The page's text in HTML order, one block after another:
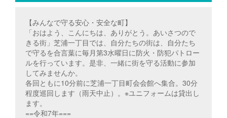
【みんなで守る安心・安全な町】
「おはよう、こんにちは、ありがとう。あいさつので
きる街」芝浦一丁目では、自分たちの街は、自分たち
で守るを合言葉に毎月第3水曜日に防火・防犯パトロー
ルを行っています。是非、一緒に街を守る活動に参加
してみませんか。
各回ともに10分前に芝浦一丁目町会会館へ集合。30分
程度巡回します（雨天中止）。※ユニフォームは貸出し
ます。
==令和7年===